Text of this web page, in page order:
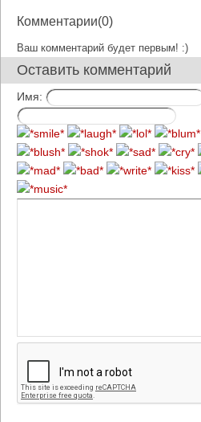
Комментарии(0)
Ваш комментарий будет первым! :)
Оставить комментарий
Имя: